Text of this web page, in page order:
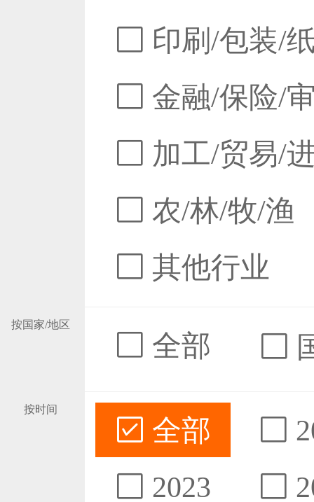
印刷/包装/
金融/保险/
加工/贸易/
农/林/牧/渔
其他行业
按国家/地区
全部
按时间
全部
2023